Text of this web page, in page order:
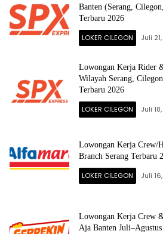
Banten (Serang,
Terbaru 2026
LOKER CILEGON Juli
Lowongan Kerja Rider
Wilayah Serang,
Terbaru 2026
LOKER CILEGON Juli
Lowongan Kerja
Branch Serang Terbaru
LOKER CILEGON Juli
Lowongan Kerja Crew
Aja Banten